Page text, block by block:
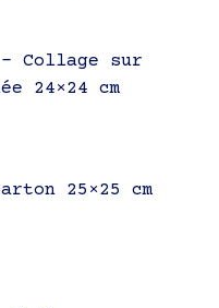
Collage sur
24×24 cm
25×25 cm